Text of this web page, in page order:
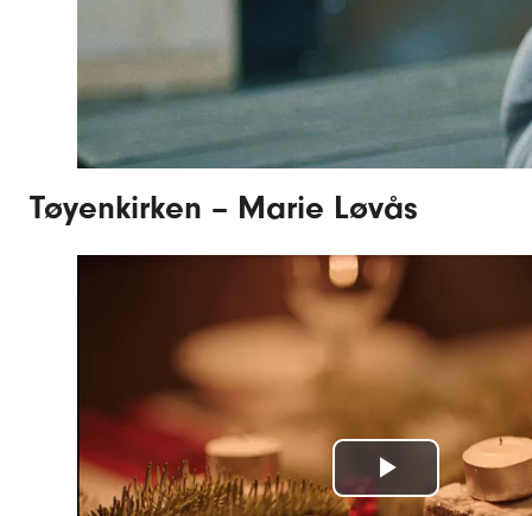
Tøyenkirken – Marie Løvås
Play